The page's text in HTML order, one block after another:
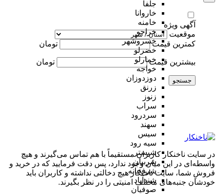
جلفا
خاروانا
خامنه
خراجو
خسروشهر
خضرلو
خمارلو
خواجه
دوزدوزان
زرنق
زنوز
سراب
سردرود
سهند
سیس
سیه رود
شبستر
شربیان
شرفخانه
شندآباد
صوفیان
آگهی ویژه
موقعیت
کمترین قیمت
تومان
بیشترین قیمت تومان
جستجو
در سایت ناخنکار کاربران مستقیماً با هم تماس می‌گیرند و هیچ
واسطه‌ای در این میان وجود ندارد، پس دقت فرمایید که در خرید و
فروشِ شما، سایت ناخنکار هیچ دخالتی نداشته و کاربران باید
خودشان جنبه‌های مختلف امنیتی را در نظر بگیرند.